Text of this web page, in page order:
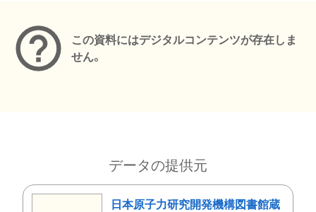
この資料にはデジタルコンテンツが存在しま
せん。
データの提供元
日本原子力研究開発機構図書館蔵